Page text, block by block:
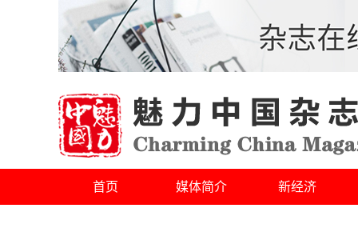
首页 媒体简介 新经济